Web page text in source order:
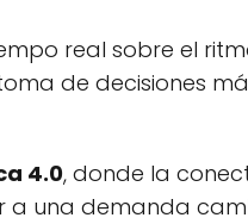
real sobre el
de decisiones
4.0, donde la
a una demanda